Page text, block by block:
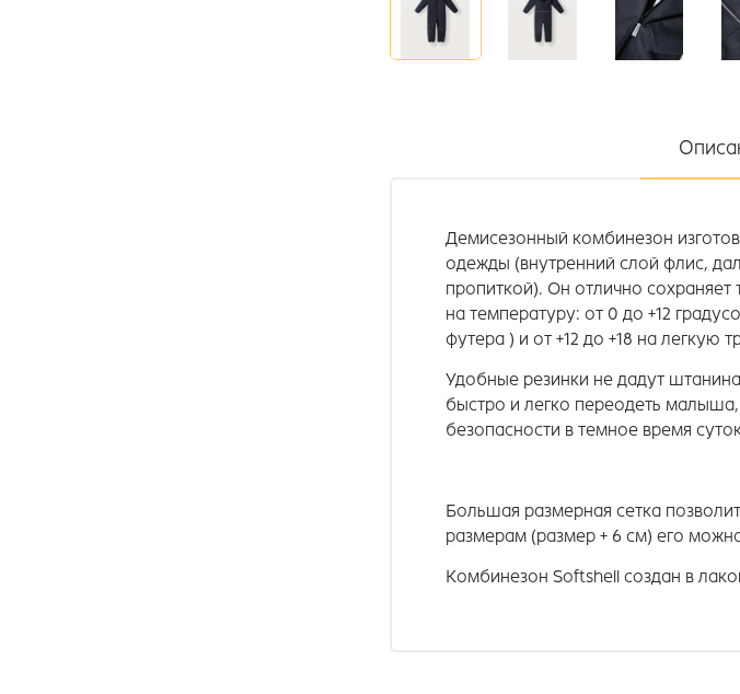
Демисезонный комбинезон
одежды (внутренний слой флис,
пропиткой). Он отлично
на температуру: от 0 до +12
футера ) и от +12 до +18 на
Удобные резинки не дадут
быстро и легко переодеть
безопасности в темное время
Большая размерная сетка
размерам (размер + 6 см) его
Комбинезон Softshell создан в